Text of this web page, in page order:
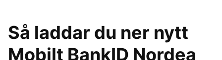
Så laddar du ner nytt
Mobilt BankID Nordea